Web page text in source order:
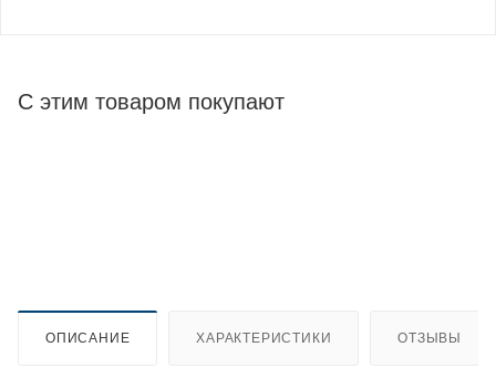
С этим товаром покупают
ОПИСАНИЕ ХАРАКТЕРИСТИКИ ОТЗЫВЫ